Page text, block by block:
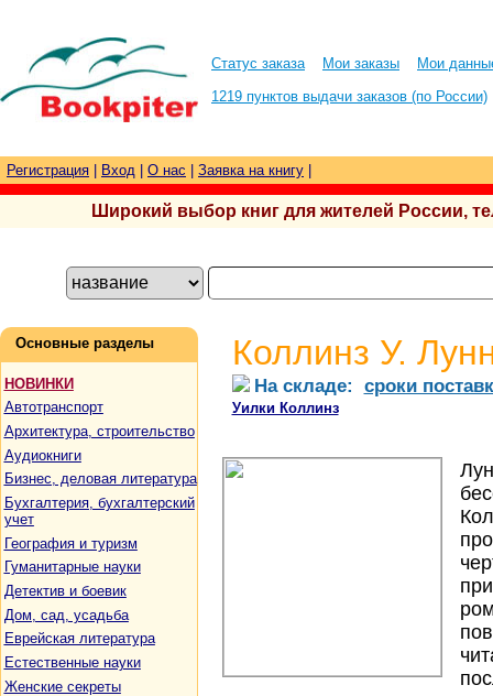
Статус заказа Мои заказы
Мои
1219 пунктов выдачи заказов (по России)
Регистрация Вход О нас Заявка на книгу
Широкий выбор книг для жителей России,
Основные разделы
НОВИНКИ
Автотранспорт
Архитектура, строительство
Аудиокниги
Бизнес, деловая литература
Бухгалтерия, бухгалтерский
учет
География и туризм
Гуманитарные науки
Детектив и боевик
Дом, сад, усадьба
Еврейская литература
Естественные науки
Женские секреты
Коллинз У.
На складе: сроки
Уилки Коллинз